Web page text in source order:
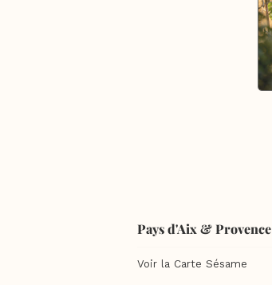
Pays d'Aix & Provence
Voir la Carte Sésame